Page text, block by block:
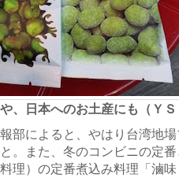
、日本へのお土産にも（ＹＳ
部によると、やはり台湾地
。また、冬のコンビニの定
理）の定番煮込み料理「滷